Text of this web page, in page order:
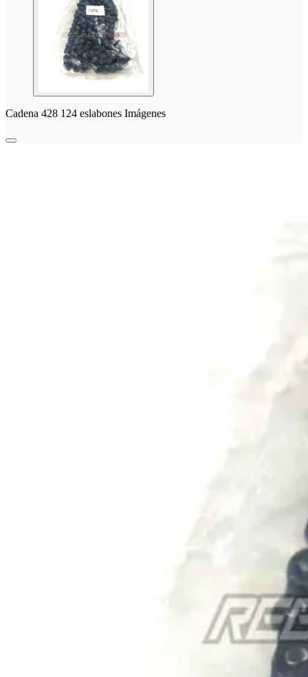
Cadena 428 124 eslabones Imágenes